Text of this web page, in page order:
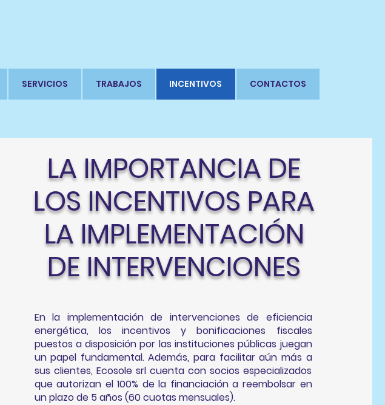
LA IMPORTANCIA DE
LOS INCENTIVOS PARA
LA IMPLEMENTACIÓN
DE INTERVENCIONES
En la implementación de intervenciones de eficiencia
energética, los incentivos y bonificaciones fiscales
puestos a disposición por las instituciones públicas juegan
un papel fundamental. Además, para facilitar aún más a
sus clientes, Ecosole srl cuenta con socios especializados
que autorizan el 100% de la financiación a reembolsar en
un plazo de 5 años (60 cuotas mensuales).
SERVICIOS TRABAJOS INCENTIVOS CONTACTOS